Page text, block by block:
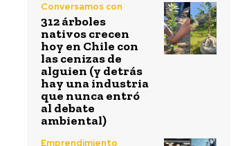
Conversamos con
312 árboles
nativos crecen
hoy en Chile con
las cenizas de
alguien (y detrás
hay una industria
que nunca entró
al debate
ambiental)
Emprendimiento